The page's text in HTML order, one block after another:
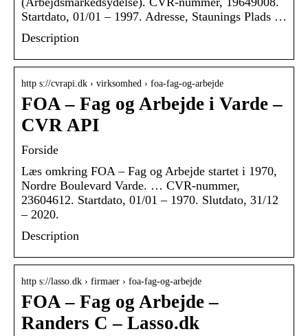
Startdato, 01/01 – 1997. Adresse, Staunings Plads …
Description
http s://cvrapi.dk › virksomhed › foa-fag-og-arbejde
FOA – Fag og Arbejde i Varde –
CVR API
Forside
Læs omkring FOA – Fag og Arbejde startet i 1970,
Nordre Boulevard Varde. … CVR-nummer,
23604612. Startdato, 01/01 – 1970. Slutdato, 31/12
– 2020.
Description
http s://lasso.dk › firmaer › foa-fag-og-arbejde
FOA – Fag og Arbejde –
Randers C – Lasso.dk